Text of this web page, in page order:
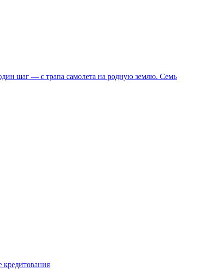
шаг — с трапа самолета на родную землю. Семь
кредитования